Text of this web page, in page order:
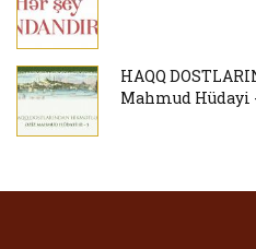
HAQQ
Mahmud Hüdayi